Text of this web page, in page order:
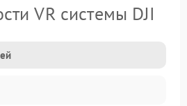
VR системы DJI